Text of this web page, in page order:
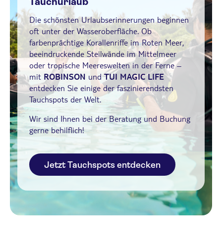
Die schönsten Urlaubserinnerungen beginnen
oft unter der Wasseroberfläche. Ob
farbenprächtige Korallenriffe im Roten Meer,
beeindruckende Steilwände im Mittelmeer
oder tropische Meereswelten in der Ferne –
mit ROBINSON undTUI MAGIC LIFE
entdecken Sie einige der faszinierendsten
Tauchspots der Welt.
Wir sind Ihnen bei der Beratung und Buchung
gerne behilflich!
Jetzt Tauchspots entdecken